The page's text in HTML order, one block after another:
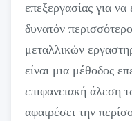
επεξεργασίας για
δυνατόν
μεταλλικών
είναι μια μέθοδος
επιφανειακή άλεση
αφαιρέσει την